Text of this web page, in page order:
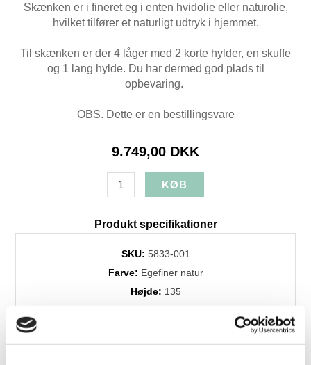
Skænken er i fineret eg i enten hvidolie eller naturolie,
hvilket tilfører et naturligt udtryk i hjemmet.
Til skænken er der 4 låger med 2 korte hylder, en skuffe
og 1 lang hylde. Du har dermed god plads til
opbevaring.
OBS. Dette er en bestillingsvare
9.749,00 DKK
Produkt specifikationer
SKU: 5833-001
Farve: Egefiner natur
Højde: 135
Levering:+4 uger